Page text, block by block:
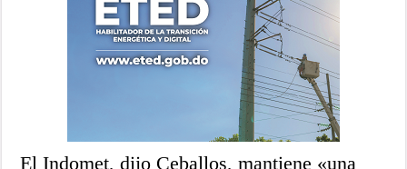
El Indomet, dijo Ceballos, mantiene «una